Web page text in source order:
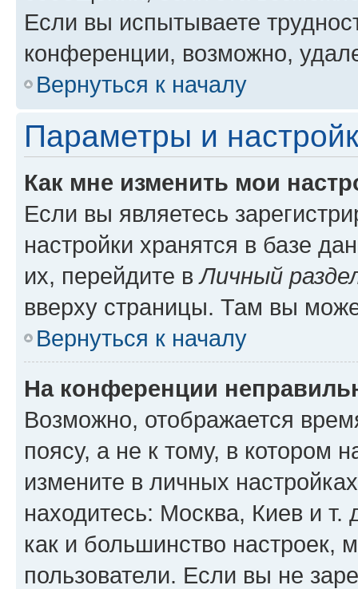
Если вы испытываете
конференции, возможно,
Вернуться к началу
Параметры и
Как мне изменить мои
Если вы являетесь
настройки хранятся в базе
их, перейдите вЛичный
вверху страницы. Там вы
Вернуться к началу
На конференции
Возможно, отображается
поясу, а не к тому, в котором
измените в личных
находитесь: Москва, Киев и т.
как и большинство настроек,
пользователи. Если вы не